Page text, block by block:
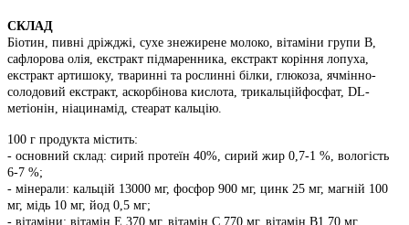
СКЛАД
Біотин, пивні дріжджі, сухе знежирене молоко, вітаміни групи В,
сафлорова олія, екстракт підмаренника, екстракт коріння лопуха,
екстракт артишоку, тваринні та рослинні білки, глюкоза, ячмінно-
солодовий екстракт, аскорбінова кислота, трикальційфосфат, DL-
метіонін, ніацинамід, стеарат кальцію.
100 г продукта містить:
- основний склад: сирий протеїн 40%, сирий жир 0,7-1 %, вологість
6-7 %;
- мінерали: кальцій 13000 мг, фосфор 900 мг, цинк 25 мг, магній 100
мг, мідь 10 мг, йод 0,5 мг;
- вітаміни: вітамін Е 370 мг, вітамін С 770 мг, вітамін В1 70 мг,